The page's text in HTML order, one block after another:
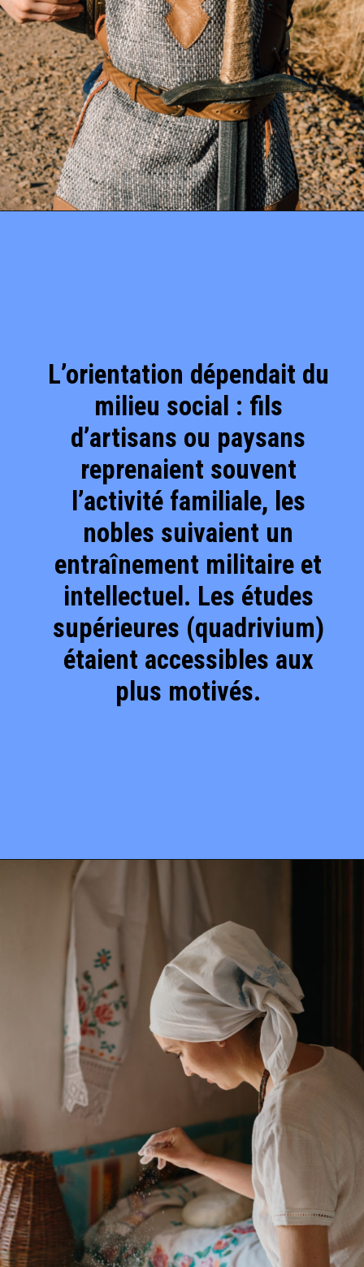
L’orientation dépendait du
milieu social : fils
d’artisans ou paysans
reprenaient souvent
l’activité familiale, les
nobles suivaient un
entraînement militaire et
intellectuel. Les études
supérieures (quadrivium)
étaient accessibles aux
plus motivés.